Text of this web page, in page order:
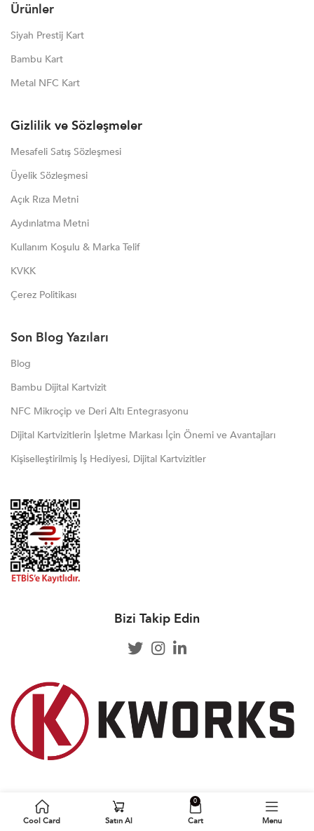
Ürünler
Siyah Prestij Kart
Bambu Kart
Metal NFC Kart
Gizlilik ve Sözleşmeler
Mesafeli Satış Sözleşmesi
Üyelik Sözleşmesi
Açık Rıza Metni
Aydınlatma Metni
Kullanım Koşulu & Marka Telif
KVKK
Çerez Politikası
Son Blog Yazıları
Blog
Bambu Dijital Kartvizit
NFC Mikroçip ve Deri Altı Entegrasyonu
Dijital Kartvizitlerin İşletme Markası İçin Önemi ve Avantajları
Kişiselleştirilmiş İş Hediyesi, Dijital Kartvizitler
Bizi Takip Edin
Cool Card by 2022 © All rights reserved
Cool Card Satın Al
0
Cart Menu